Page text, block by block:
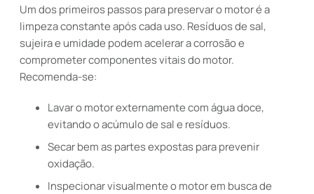
Um dos primeiros passos para preservar o motor é a
limpeza constante após cada uso. Resíduos de sal,
sujeira e umidade podem acelerar a corrosão e
comprometer componentes vitais do motor.
Recomenda-se:
Lavar o motor externamente com água doce,
evitando o acúmulo de sal e resíduos.
Secar bem as partes expostas para prevenir
oxidação.
Inspecionar visualmente o motor em busca de